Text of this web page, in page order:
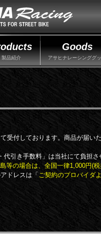
製品紹介
Goods
アサヒナレーシンググ
て受付しております。商品が届い
代引き手数料」は当社にて負担
等の場合は、全国一律1,000円(
ドレスは「 ご契約のプロバイダ